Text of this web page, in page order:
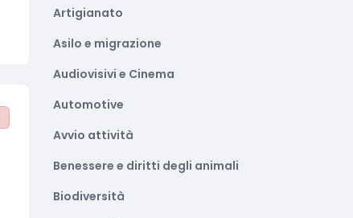
Artigianato
Asilo e migrazione
Audiovisivi e Cinema
Automotive
Avvio attività
Benessere e diritti degli animali
Biodiversità